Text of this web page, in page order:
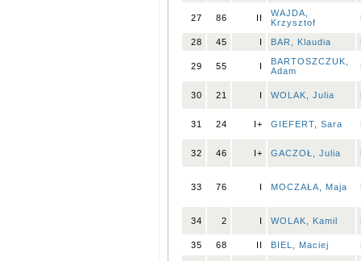
27 86 II
WAJDA,
Krzysztof
28 45 I BAR, Klaudia
29 55 I
BARTOSZCZUK,
Adam
30 21 I WOLAK, Julia
31 24 I+ GIEFERT, Sara
32 46 I+ GACZOŁ, Julia
33 76 I MOCZAŁA, Maja
34 2 I WOLAK, Kamil
35 68 II BIEL, Maciej